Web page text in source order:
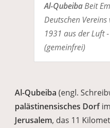
Al-QubeibaBeit
Deutschen
1931 aus der Luft
(gemeinfrei)
Al-Qubeiba (engl.
palästinensisches Dorfim
Jerusalem, das 11